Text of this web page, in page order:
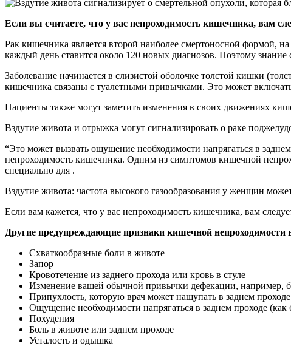
Если вы считаете, что у вас непроходимость кишечника, вам
Рак кишечника является второй наиболее смертоносной формой,
каждый день ставится около 120 новых диагнозов. Поэтому
Заболевание начинается в слизистой оболочке толстой кишки
кишечника связаны с туалетными привычками. Это может
Пациенты также могут заметить изменения в своих движениях
Вздутие живота и отрыжка могут сигнализировать о раке
“Это может вызвать ощущение необходимости напрягаться в
непроходимость кишечника. Одним из симптомов кишечной
специально для .
Вздутие живота: частота высокого газообразования у женщин
Если вам кажется, что у вас непроходимость кишечника, вам
Другие предупреждающие признаки кишечной непроходимости
Схваткообразные боли в животе
Запор
Кровотечение из заднего прохода или кровь в стуле
Изменение вашей обычной привычки дефекации, например,
Припухлость, которую врач может нащупать в заднем
Ощущение необходимости напрягаться в заднем проходе
Похудения
Боль в животе или заднем проходе
Усталость и одышка